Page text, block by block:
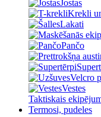
Jostas
Krekli
Lakati
Pančo
Velcro
Vestes
Taktiskais
Termosi, pudeles